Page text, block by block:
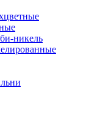
никель